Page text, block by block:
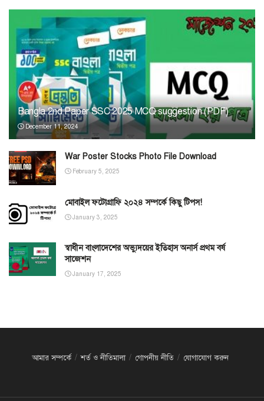
Bangla 2nd Paper SSC 2025 MCQ suggestion (PDF)
December 11, 2024
War Poster Stocks Photo File Download
February 5, 2025
মোবাইল ফটোগ্রাফি ২০২৪ সম্পর্কে কিছু টিপস!
January 3, 2025
স্বাধীন বাংলাদেশের অভ্যুদয়ের ইতিহাস অনার্স প্রথম বর্ষ
সাজেশন
January 17, 2025
আমার সম্পর্কে শর্ত ও নীতিমালা গোপনীয় নীতি যোগাযোগ করুন